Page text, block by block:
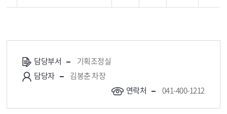
담당부서
기획조정실
담당자
김봉춘 차장
연락처
041-400-1212